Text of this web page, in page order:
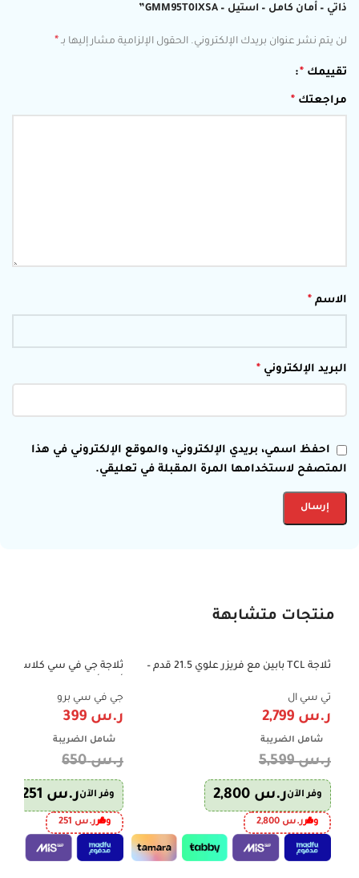
ذاتي – أمان كامل – استيل – GMM95T0IXSA”
لن يتم نشر عنوان بريدك الإلكتروني. الحقول الإلزامية مشار إليها بـ *
تقييمك *
مراجعتك *
الاسم *
البريد الإلكتروني *
احفظ اسمي، بريدي الإلكتروني، والموقع الإلكتروني في هذا
المتصفح لاستخدامها المرة المقبلة في تعليقي.
منتجات متشابهة
-50%
ثلاجة TCL بابين مع فريزر علوي 21.5 قدم –
تي سي ال
ر.س
شامل الضريبة
ر.س5,599
وفر الآنر.س
وفرر.س 2,800
-39%
ثلاجة جي في سي كلاسيك
Red
جي في سي برو
ر.س
شامل الضريبة
ر.س650
وفر الآنر.س
وفرر.س